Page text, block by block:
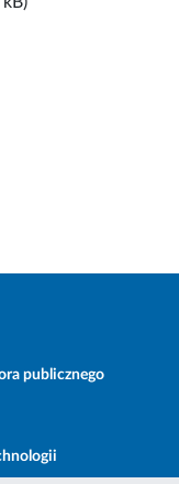
publicznego